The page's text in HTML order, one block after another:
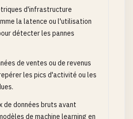
d'infrastructure
la latence ou l'utilisation
détecter les pannes
de ventes ou de revenus
les pics d'activité ou les
de données bruts avant
de machine learning en